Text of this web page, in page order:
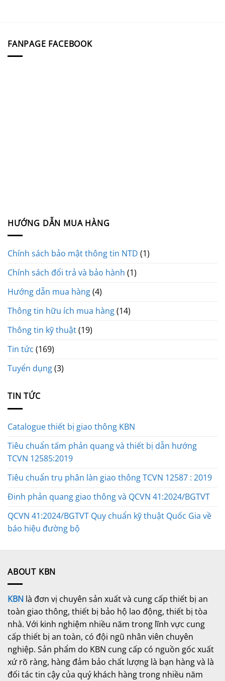
FANPAGE FACEBOOK
HƯỚNG DẪN MUA HÀNG
Chính sách bảo mật thông tin NTD (1)
Chính sách đổi trả và bảo hành (1)
Hướng dẫn mua hàng(4)
Thông tin hữu ích mua hàng(14)
Thông tin kỹ thuật(19)
Tin tức (169)
Tuyển dụng(3)
TIN TỨC
Catalogue thiết bị giao thông KBN
Tiêu chuẩn tấm phản quang và thiết bị dẫn hướng
TCVN 12585:2019
Tiêu chuẩn trụ phân làn giao thông TCVN 12587 : 2019
Đinh phản quang giao thông và QCVN 41:2024/BGTVT
QCVN 41:2024/BGTVT Quy chuẩn kỹ thuật Quốc Gia về
báo hiệu đường bộ
ABOUT KBN
KBN là đơn vị chuyên sản xuất và cung cấp thiết bị an
toàn giao thông, thiết bị bảo hộ lao động, thiết bị tòa
nhà. Với kinh nghiệm nhiều năm trong lĩnh vực cung
cấp thiết bị an toàn, có đội ngũ nhân viên chuyên
nghiệp. Sản phẩm do KBN cung cấp có nguồn gốc xuất
xứ rõ ràng, hàng đảm bảo chất lượng là bạn hàng và là
đối tác tin cậy của quý khách hàng trong nhiều năm